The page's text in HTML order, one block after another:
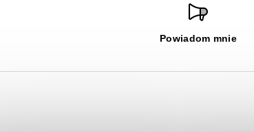
Powiadom mnie